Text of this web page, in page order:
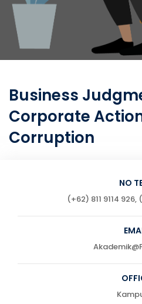
Business
Corporate
Corruption
NO
(+62) 811 9114 926,